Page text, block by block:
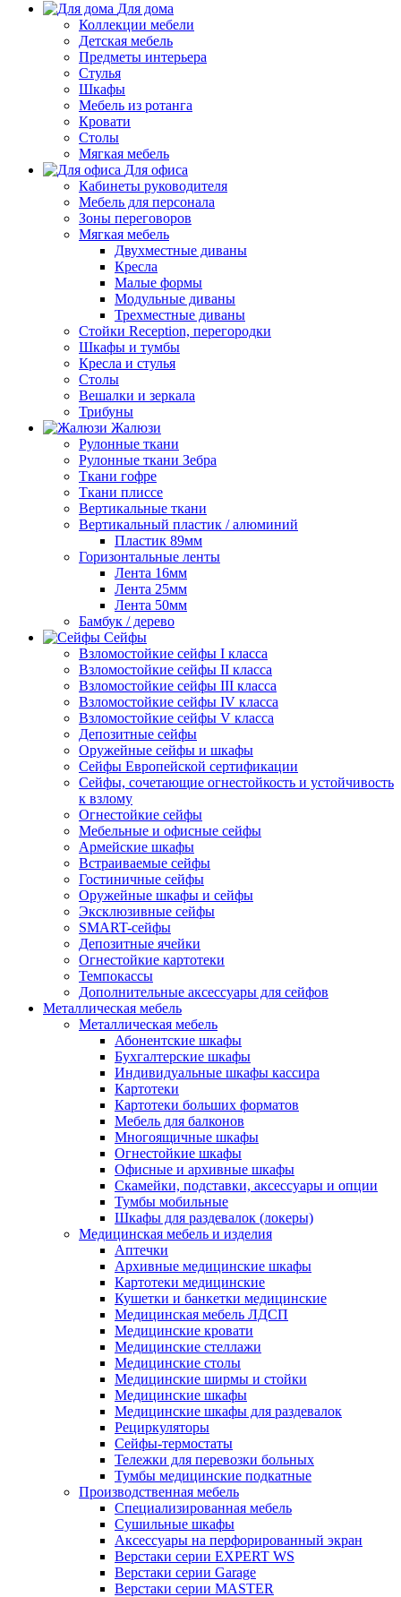
Для дома
Коллекции мебели
Детская мебель
Предметы интерьера
Стулья
Шкафы
Мебель из ротанга
Кровати
Столы
Мягкая мебель
Для офиса
Кабинеты руководителя
Мебель для персонала
Зоны переговоров
Мягкая мебель
Двухместные диваны
Кресла
Малые формы
Модульные диваны
Трехместные диваны
Стойки Reception, перегородки
Шкафы и тумбы
Кресла и стулья
Столы
Вешалки и зеркала
Трибуны
Жалюзи
Рулонные ткани
Рулонные ткани Зебра
Ткани гофре
Ткани плиссе
Вертикальные ткани
Вертикальный пластик / алюминий
Пластик 89мм
Горизонтальные ленты
Лента 16мм
Лента 25мм
Лента 50мм
Бамбук / дерево
Сейфы
Взломостойкие сейфы I класса
Взломостойкие сейфы II класса
Взломостойкие сейфы III класса
Взломостойкие сейфы IV класса
Взломостойкие сейфы V класса
Депозитные сейфы
Оружейные сейфы и шкафы
Сейфы Европейской сертификации
Сейфы, сочетающие огнестойкость и устойчивость
к взлому
Огнестойкие сейфы
Мебельные и офисные сейфы
Армейские шкафы
Встраиваемые сейфы
Гостиничные сейфы
Оружейные шкафы и сейфы
Эксклюзивные сейфы
SMART-сейфы
Депозитные ячейки
Огнестойкие картотеки
Темпокассы
Дополнительные аксессуары для сейфов
Металлическая мебель
Металлическая мебель
Абонентские шкафы
Бухгалтерские шкафы
Индивидуальные шкафы кассира
Картотеки
Картотеки больших форматов
Мебель для балконов
Многоящичные шкафы
Огнестойкие шкафы
Офисные и архивные шкафы
Скамейки, подставки, аксессуары и опции
Тумбы мобильные
Шкафы для раздевалок (локеры)
Медицинская мебель и изделия
Аптечки
Архивные медицинские шкафы
Картотеки медицинские
Кушетки и банкетки медицинские
Медицинская мебель ЛДСП
Медицинские кровати
Медицинские стеллажи
Медицинские столы
Медицинские ширмы и стойки
Медицинские шкафы
Медицинские шкафы для раздевалок
Рециркуляторы
Сейфы-термостаты
Тележки для перевозки больных
Тумбы медицинские подкатные
Производственная мебель
Cпециализированная мебель
Cушильные шкафы
Аксессуары на перфорированный экран
Верстаки серии EXPERT WS
Верстаки серии Garage
Верстаки серии MASTER